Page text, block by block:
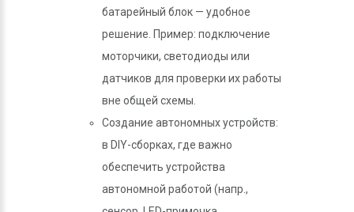
батарейный блок — удобное
решение. Пример: подключение
моторчики, светодиоды или
датчиков для проверки их работы
вне общей схемы.
Создание автономных устройств:
в DIY-сборках, где важно
обеспечить устройства
автономной работой (напр.,